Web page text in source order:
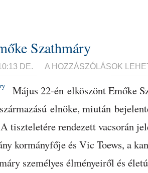
Szathmáry
DE.
ELKÖSZÖNT
BEJEGYZÉSHEZ
A HOZZÁSZÓLÁSOK
Május 22-én elköszönt Emőke
elnöke, miután
tiszteletére rendezett vacsorán
kormányfője és Vic Toews, a
személyes élményeiről és